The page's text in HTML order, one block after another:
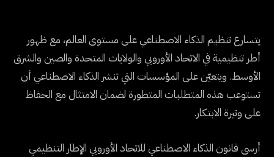
يتسارع تنظيم الذكاء الاصطناعي على مستوى العالم، مع ظهور
أطر تنظيمية في الاتحاد الأوروبي والولايات المتحدة والصين والشرق
الأوسط. ويتعيّن على المؤسسات التي تنشر الذكاء الاصطناعي أن
تستوعب هذه المتطلبات المتطورة لضمان الامتثال مع الحفاظ
على وتيرة الابتكار.
أرسى قانون الذكاء الاصطناعي للاتحاد الأوروبي الإطار التنظيمي